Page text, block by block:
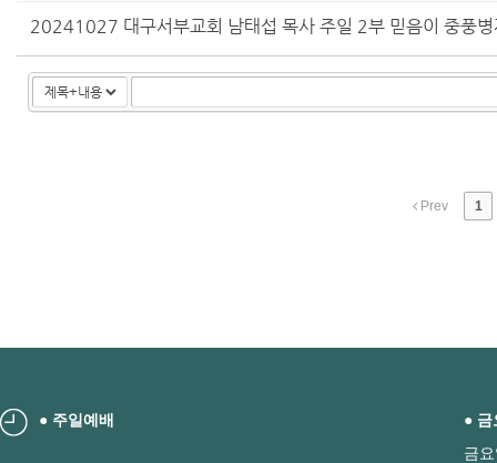
20241027 대구서부교회 남태섭 목사 주일 2부 믿음이 중풍
Prev 1
● 주일예배
● 금
금